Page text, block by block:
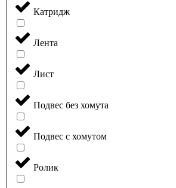
Катридж
Лента
Лист
Подвес без хомута
Подвес с хомутом
Ролик